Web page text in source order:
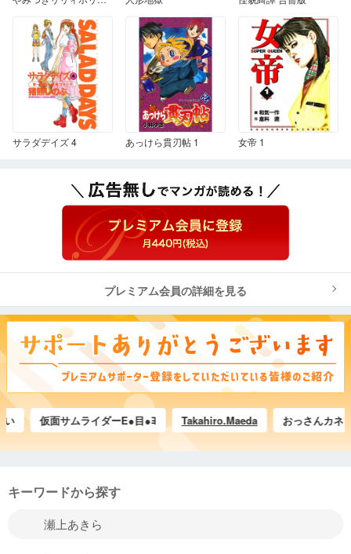
サラダデイズ 4 あっけら貫刃帖 1 女帝 1
プレミアム会員の詳細を見る
仮面サムライダーE●目●ﾖ Takahiro.Maeda おっさんカネゴン
キーワードから探す